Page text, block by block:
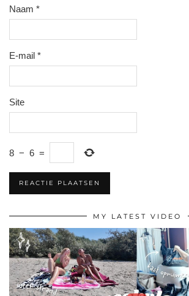
Naam *
E-mail *
Site
8 − 6 =
MY LATEST VIDEO